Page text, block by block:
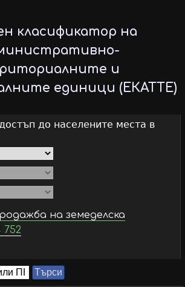
класификатор на
и
единици (ЕКАТТЕ)
до населените места в
на земеделска
752